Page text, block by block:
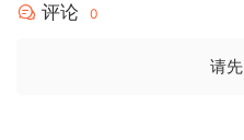
评论 0
请先